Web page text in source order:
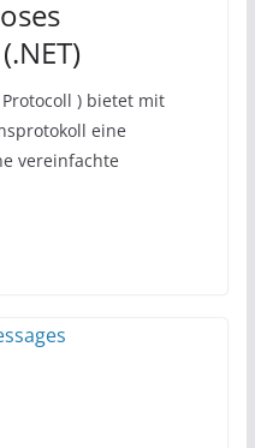
Protocoll ) bietet mit
eine
vereinfachte